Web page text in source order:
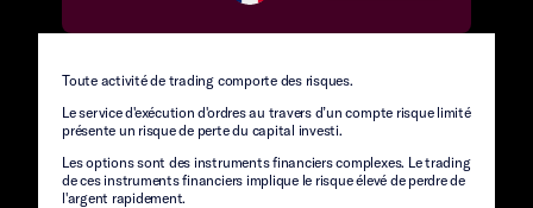
Toute activité de trading comporte des risques.
Le service d'exécution d'ordres au travers d’un compte risque limité
présente un risque de perte du capital investi.
Les options sont des instruments financiers complexes. Le trading
de ces instruments financiers implique le risque élevé de perdre de
l'argent rapidement.